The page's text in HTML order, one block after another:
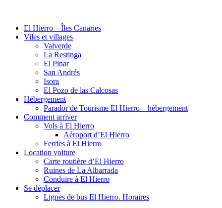
El Hierro – Îles Canaries
Viles et villages
Valverde
La Restinga
El Pinar
San Andrés
Isora
El Pozo de las Calcosas
Hébergement
Parador de Tourisme El Hierro – hébergement
Comment arriver
Vols à El Hierro
Aéroport d’El Hierro
Ferries à El Hierro
Location voiture
Carte routière d’El Hierro
Ruines de La Albarrada
Conduire à El Hierro
Se déplacer
Lignes de bus El Hierro. Horaires